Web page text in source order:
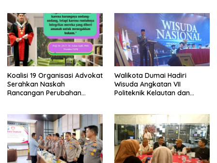
Bersama Kota Dumai
Koalisi 19 Organisasi Advokat
Serahkan Naskah
Rancangan Perubahan
RI
Walikota Dumai Hadiri
Wisuda Angkatan VII
Politeknik Kelautan dan